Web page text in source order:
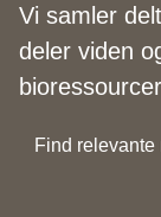
Vi samler
deler viden
Find